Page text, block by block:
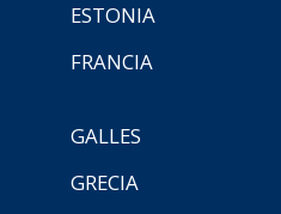
ESTONIA
FRANCIA
GALLES
GRECIA